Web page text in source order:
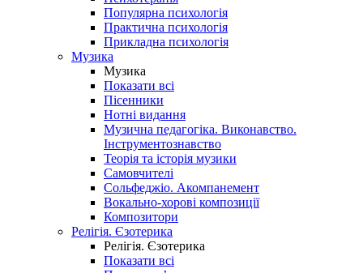
Популярна психологія
Практична психологія
Прикладна психологія
Музика
Музика
Показати всі
Пісенники
Нотні видання
Музична педагогіка. Виконавство.
Інструментознавство
Теорія та історія музики
Самовчителі
Сольфеджіо. Акомпанемент
Вокально-хорові композиції
Композитори
Релігія. Єзотерика
Релігія. Єзотерика
Показати всі